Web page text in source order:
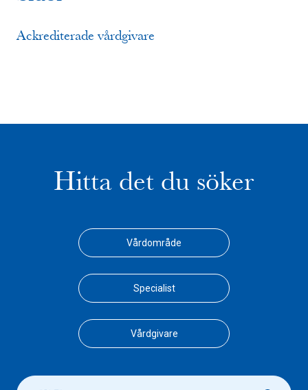
Ackrediterade vårdgivare
Hitta det du söker
Vårdområde
Specialist
Vårdgivare